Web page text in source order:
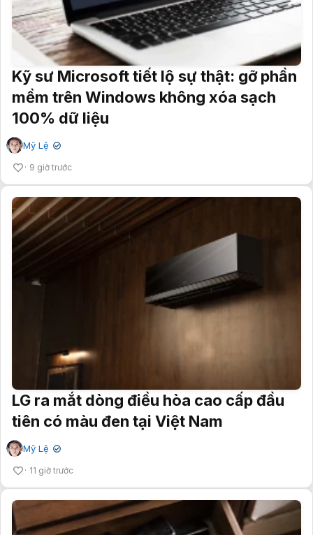
Kỹ sư Microsoft tiết lộ sự thật: gỡ phần
mềm trên Windows không xóa sạch
100% dữ liệu
Mỹ Lệ ✔
9 giờ trước
LG ra mắt dòng điều hòa cao cấp đầu
tiên có màu đen tại Việt Nam
Mỹ Lệ ✔
11 giờ trước